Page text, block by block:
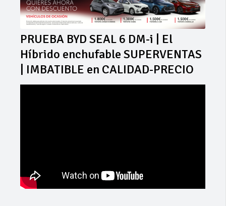
PRUEBA BYD SEAL 6 DM-i | El
Híbrido enchufable SUPERVENTAS
| IMBATIBLE en CALIDAD-PRECIO